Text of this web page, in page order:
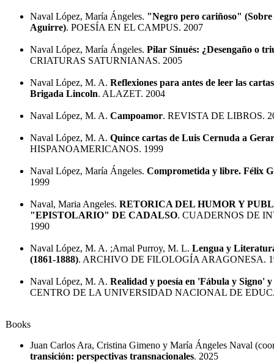
Naval López, María Ángeles. "Negro pero cariñoso"
Aguirre). POESÍA EN EL CAMPUS. 2007
Naval López, María Ángeles. Pilar Sinués: ¿Desengaño o
CRIATURAS SATURNIANAS. 2005
Naval López, M. A. Reflexiones para antes de leer las
Brigada Lincoln. ALAZET. 2004
Naval López, M. A. Campoamor. REVISTA DE LIBROS.
Naval López, M. A. Quince cartas de Luis Cernuda a
HISPANOAMERICANOS. 1999
Naval López, María Ángeles. Comprometida y libre. Félix
1999
Naval, Maria Angeles. RETORICA DEL HUMOR Y
"EPISTOLARIO" DE CADALSO. CUADERNOS DE
1990
Naval López, M. A. ;Arnal Purroy, M. L. Lengua y
(1861-1888). ARCHIVO DE FILOLOGÍA ARAGONESA.
Naval López, M. A. Realidad y poesía en 'Fábula y Signo'
CENTRO DE LA UNIVERSIDAD NACIONAL DE
Books
Juan Carlos Ara, Cristina Gimeno y María Ángeles Naval
transición: perspectivas transnacionales. 2025